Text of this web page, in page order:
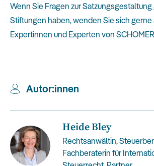
Wenn Sie Fragen zur
Stiftungen haben, wenden Sie sich gerne
Expertinnen und Experten von
Autor:innen
Heide Bley
Rechtsanwältin,
Fachberaterin für